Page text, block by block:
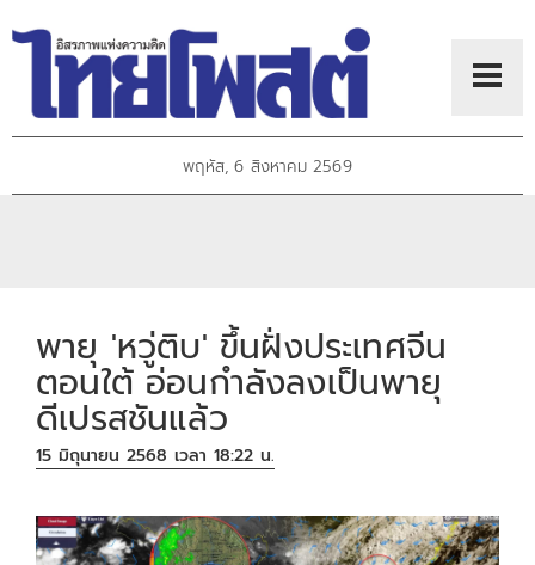
พฤหัส, 6 สิงหาคม 2569
พายุ 'หวู่ติบ' ขึ้นฝั่งประเทศจีน
ตอนใต้ อ่อนกำลังลงเป็นพายุ
ดีเปรสชันแล้ว
15 มิถุนายน 2568 เวลา 18:22 น.